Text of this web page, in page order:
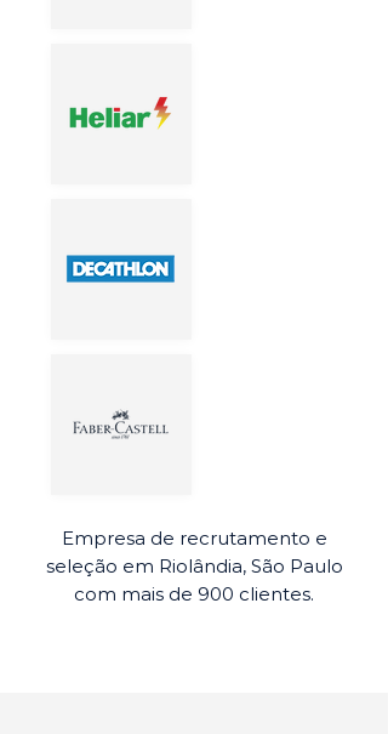
Empresa de recrutamento e
seleção em Riolândia, São Paulo
com mais de 900 clientes.